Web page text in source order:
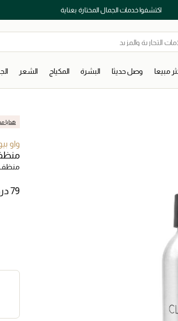
اكتشفوا خدمات الجمال المختارة بعناية
مبيعا وصل حديثا البشرة المكياج الشعر
هدايا
واو
منظف